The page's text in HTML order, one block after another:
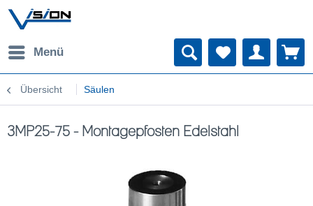
Menü
Übersicht Säulen
3MP25-75 - Montagepfosten Edelstahl